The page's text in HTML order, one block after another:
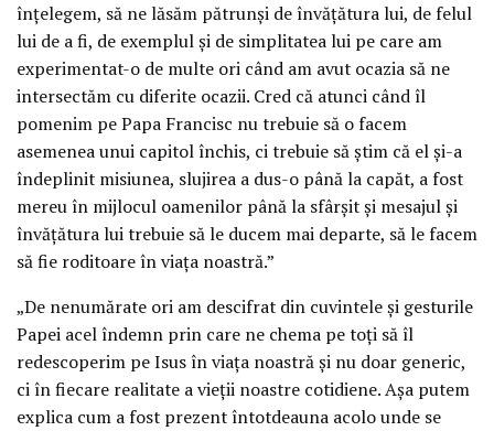
înțelegem, să ne lăsăm pătrunși de învățătura lui, de felul
lui de a fi, de exemplul și de simplitatea lui pe care am
experimentat-o de multe ori când am avut ocazia să ne
intersectăm cu diferite ocazii. Cred că atunci când îl
pomenim pe Papa Francisc nu trebuie să o facem
asemenea unui capitol închis, ci trebuie să știm că el și-a
îndeplinit misiunea, slujirea a dus-o până la capăt, a fost
mereu în mijlocul oamenilor până la sfârșit și mesajul și
învățătura lui trebuie să le ducem mai departe, să le facem
să fie roditoare în viața noastră.”
„De nenumărate ori am descifrat din cuvintele și gesturile
Papei acel îndemn prin care ne chema pe toți să îl
redescoperim pe Isus în viața noastră și nu doar generic,
ci în fiecare realitate a vieții noastre cotidiene. Așa putem
explica cum a fost prezent întotdeauna acolo unde se